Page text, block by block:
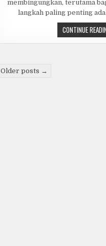
membingungkan, terutama
langkah paling penting
CONTINUE
Older posts →